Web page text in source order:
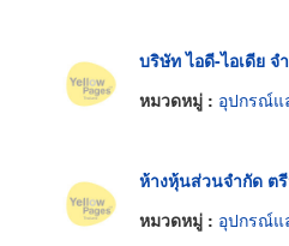
บริษัท ไอดี-ไอเดีย จ
หมวดหมู่ : อุปกรณ์แ
ห้างหุ้นส่วนจำกัด ต
หมวดหมู่ : อุปกรณ์แ